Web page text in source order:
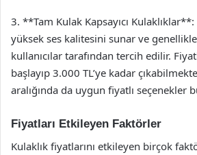
3. **Tam Kulak Kapsayıcı
yüksek ses kalitesini sunar ve
kullanıcılar tarafından tercih edilir.
başlayıp 3.000 TL’ye kadar
aralığında da uygun fiyatlı seçenekler
Fiyatları Etkileyen Faktörler
Kulaklık fiyatlarını etkileyen birçok